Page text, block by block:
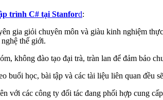
trình C# tại Stanford:
gia giỏi chuyên môn và giàu kinh nghiệm
thế giới.
không đào tạo đại trà, tràn lan để đảm bảo
buổi học, bài tập và các tài liệu liên quan đều
với các công ty đối tác đang phối hợp cung